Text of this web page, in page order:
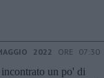
2022 ORE 07:30
un po' di